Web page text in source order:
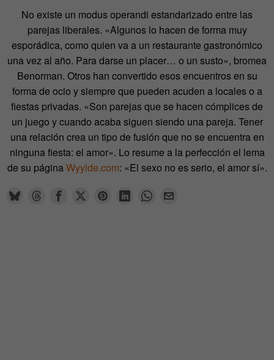
No existe un modus operandi estandarizado entre las
parejas liberales. «Algunos lo hacen de forma muy
esporádica, como quien va a un restaurante gastronómico
una vez al año. Para darse un placer… o un susto», bromea
Benorman. Otros han convertido esos encuentros en su
forma de ocio y siempre que pueden acuden a locales o a
fiestas privadas. «Son parejas que se hacen cómplices de
un juego y cuando acaba siguen siendo una pareja. Tener
una relación crea un tipo de fusión que no se encuentra en
ninguna fiesta: el amor». Lo resume a la perfección el lema
de su páginaWyylde.com: «El sexo no es serio, el amor sí».